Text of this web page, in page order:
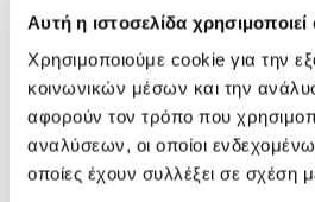
Αυτή η ιστοσελίδα
Χρησιμοποιούμε cookie για την
κοινωνικών μέσων και την
αφορούν τον τρόπο που
αναλύσεων, οι οποίοι
οποίες έχουν συλλέξει σε